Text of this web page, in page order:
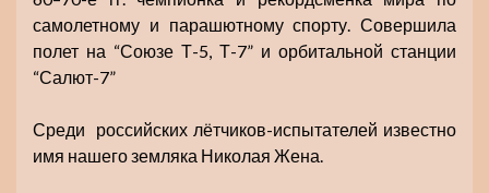
самолетному и парашютному спорту. Совершила
полет на “Союзе Т-5, Т-7” и орбитальной станции
“Салют-7”
Среди российских лётчиков-испытателей известно
имя нашего земляка Николая Жена.